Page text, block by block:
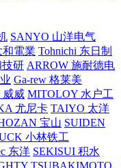
SANYO 山洋电气
和電業 Tohnichi 东日制
技研 ARROW 施耐德电
Ga-rew 格莱美
威威 MITOLOY 水户工
尤尼卡 TAIYO 太洋
宝山 SUIDEN
小林铁工
东洋 SEKISUI 积水
TSUBAKIMOTO